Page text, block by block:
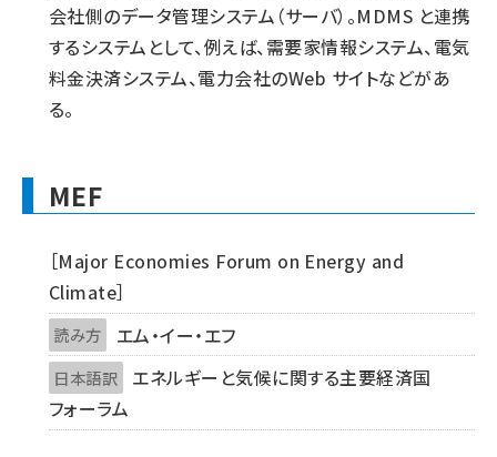
会社側のデータ管理システム（サーバ）。MDMS と連携
するシステムとして、例えば、需要家情報システム、電気
料金決済システム、電力会社のWeb サイトなどがあ
る。
MEF
［Major Economies Forum on Energy and
Climate］
読み方 エム・イー・エフ
日本語訳
エネルギーと気候に関する主要経済国
フォーラム